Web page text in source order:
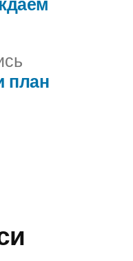
запись:
план